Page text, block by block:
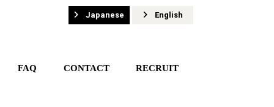
Japanese English
FAQ CONTACT RECRUIT